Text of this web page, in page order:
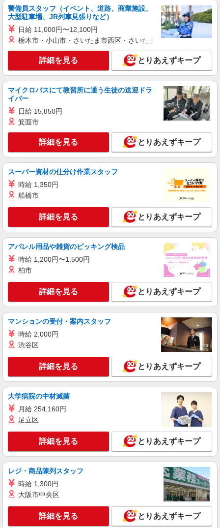
大崎市内 最寄り駅：古川
キープ 詳細を見る
株式会社kotrio /●SD-H-2066642
大崎市◆サ高住スタッフ◆穏やかな職場×週
3〜×残業なし
時給1350円〜2062円 ＜日払い有/週払い有/交
キープ 詳細を見る
大崎市▼綺麗なサ高住で生活ケア▼清掃やフロ
時給1350円〜2062円 ＜日払い有/週払い有/交
通費全支給(ガソリン代含む)＞
大崎市｜最寄駅：古川
キープ 詳細を見る
派遣社員
株式会社kotrio /●SD-H-1839405
≪面接なし/履歴書不要≫大崎市◇負担少なめ
の障がい者支援員
時給1450円〜2062円 ＜日払い有/週払い有/交
通費全支給(ガソリン代含む)＞
詳細を見る
株式会社kotrio /●SD-H-2066515
大崎市｜未経験でも大丈夫◎研修が手厚い有料
時給1350円〜2062円 ＜日払い有/週払い有/交
大崎市内 最寄り駅：古川
キープ 詳細を見る
派遣社員
株式会社ブレイブ（マイナビグループ）/MD04
介護スタッフ ◆デイサービス、サービス付き
高齢者向け住宅、グループホームなど様々な勤
務先から選べます。
未経験：時給1250〜1450円（資格・経験によ
警備員スタッフ（イベント、道路、商業施設、
大型駐車場、JR列車見張りなど）
日給 11,000円〜12,100円
栃木市・小山市・さいたま市西区・さいたま市岩槻区・久喜市・
詳細を見る とりあえずキープ
マイクロバスにて教習所に通う生徒の送迎ドラ
イバー
日給 15,850円
箕面市
詳細を見る とりあえずキープ
スーパー資材の仕分け作業スタッフ
時給 1,350円
船橋市
詳細を見る とりあえずキープ
アパレル用品や雑貨のピッキング検品
時給 1,200円〜1,500円
柏市
詳細を見る とりあえずキープ
マンションの受付・案内スタッフ
時給 2,000円
渋谷区
詳細を見る とりあえずキープ
大学病院の中材滅菌
月給 254,160円
足立区
詳細を見る とりあえずキープ
レジ・商品陳列スタッフ
時給 1,300円
大阪市中央区
詳細を見る とりあえずキープ